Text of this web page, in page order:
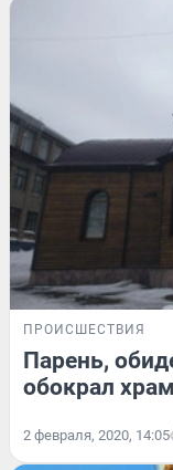
ПРОИСШЕСТВИЯ
Парень,
обокрал
2 февраля, 2020, 14:05